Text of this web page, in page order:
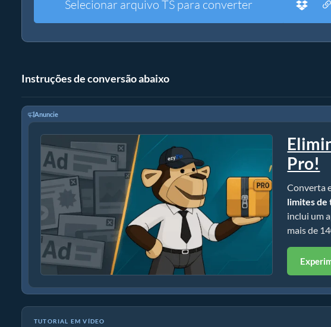
Selecionar arquivo TS para converter
Instruções de conversão abaixo
Anuncie
Pro!
Converta
limites de
inclui um
mais de
TUTORIAL EM VÍDEO